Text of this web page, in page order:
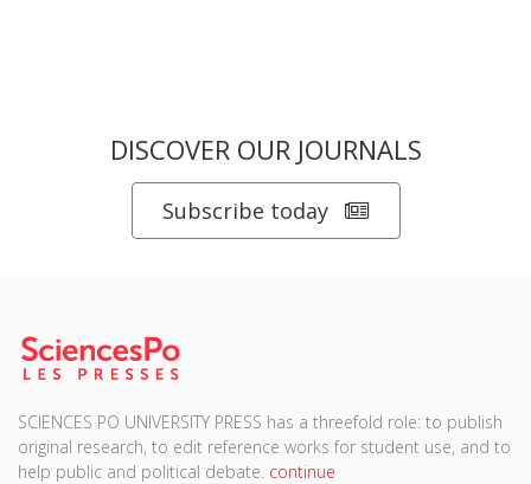
DISCOVER OUR JOURNALS
Subscribe today
SCIENCES PO UNIVERSITY PRESS has a threefold role: to publish
original research, to edit reference works for student use, and to
help public and political debate. continue